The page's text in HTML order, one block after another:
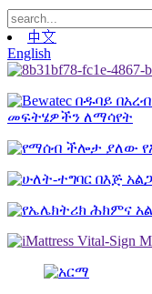
中文
English